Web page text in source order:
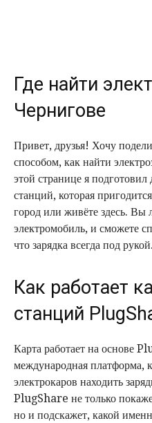
Где найти
Чернигове
Привет, друзья! Хочу
способом, как найти
этой странице я подготовил
станций, которая
город или живёте здесь. Вы
электромобиль, и сможете
что зарядка всегда под рукой.
Как работает
станций
Карта работает на основе
международная платформа,
электрокаров находить
PlugShare не только
но и подскажет, какой